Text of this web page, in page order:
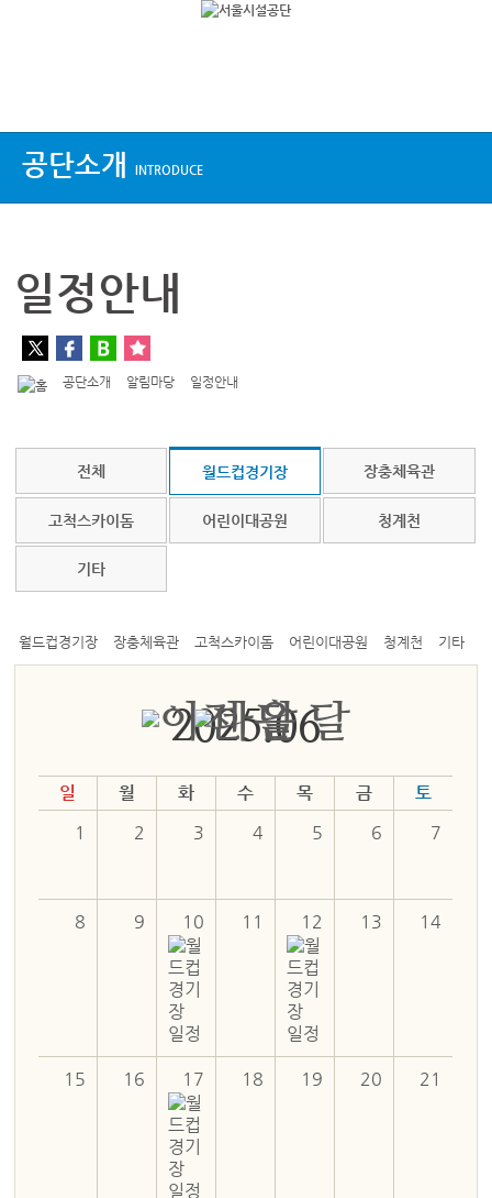
공단소개 INTRODUCE
일정안내
공단소개 알림마당 일정안내
전체 월드컵경기장 장충체육관
고척스카이돔 어린이대공원 청계천
기타
월드컵경기장 장충체육관 고척스카이돔 어린이대공원 청계천 기타
2025.06
일 월 화 수 목 금
토
1
2 3 4 5 6 7
8 9 10 11 12 13 14
15 16 17 18 19 20 21